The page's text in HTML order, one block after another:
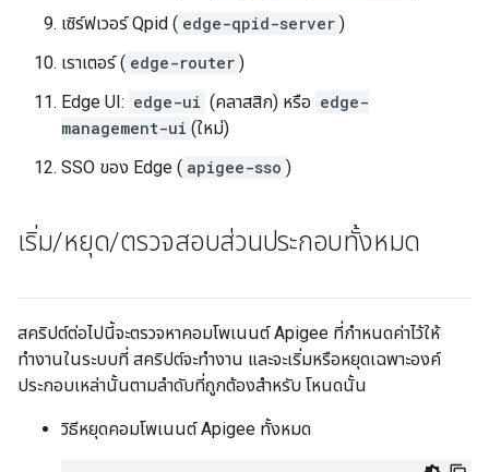
เซิร์ฟเวอร์ Qpid ( edge-qpid-server )
เราเตอร์ ( edge-router )
Edge UI: edge-ui (คลาสสิก) หรือ edge-
management-ui (ใหม่)
SSO ของ Edge ( apigee-sso )
เริ่ม/หยุด/ตรวจสอบส่วนประกอบทั้งหมด
สคริปต์ต่อไปนี้จะตรวจหาคอมโพเนนต์ Apigee ที่กำหนดค่าไว้ให้
ทำงานในระบบที่ สคริปต์จะทำงาน และจะเริ่มหรือหยุดเฉพาะองค์
ประกอบเหล่านั้นตามลำดับที่ถูกต้องสำหรับ โหนดนั้น
วิธีหยุดคอมโพเนนต์ Apigee ทั้งหมด